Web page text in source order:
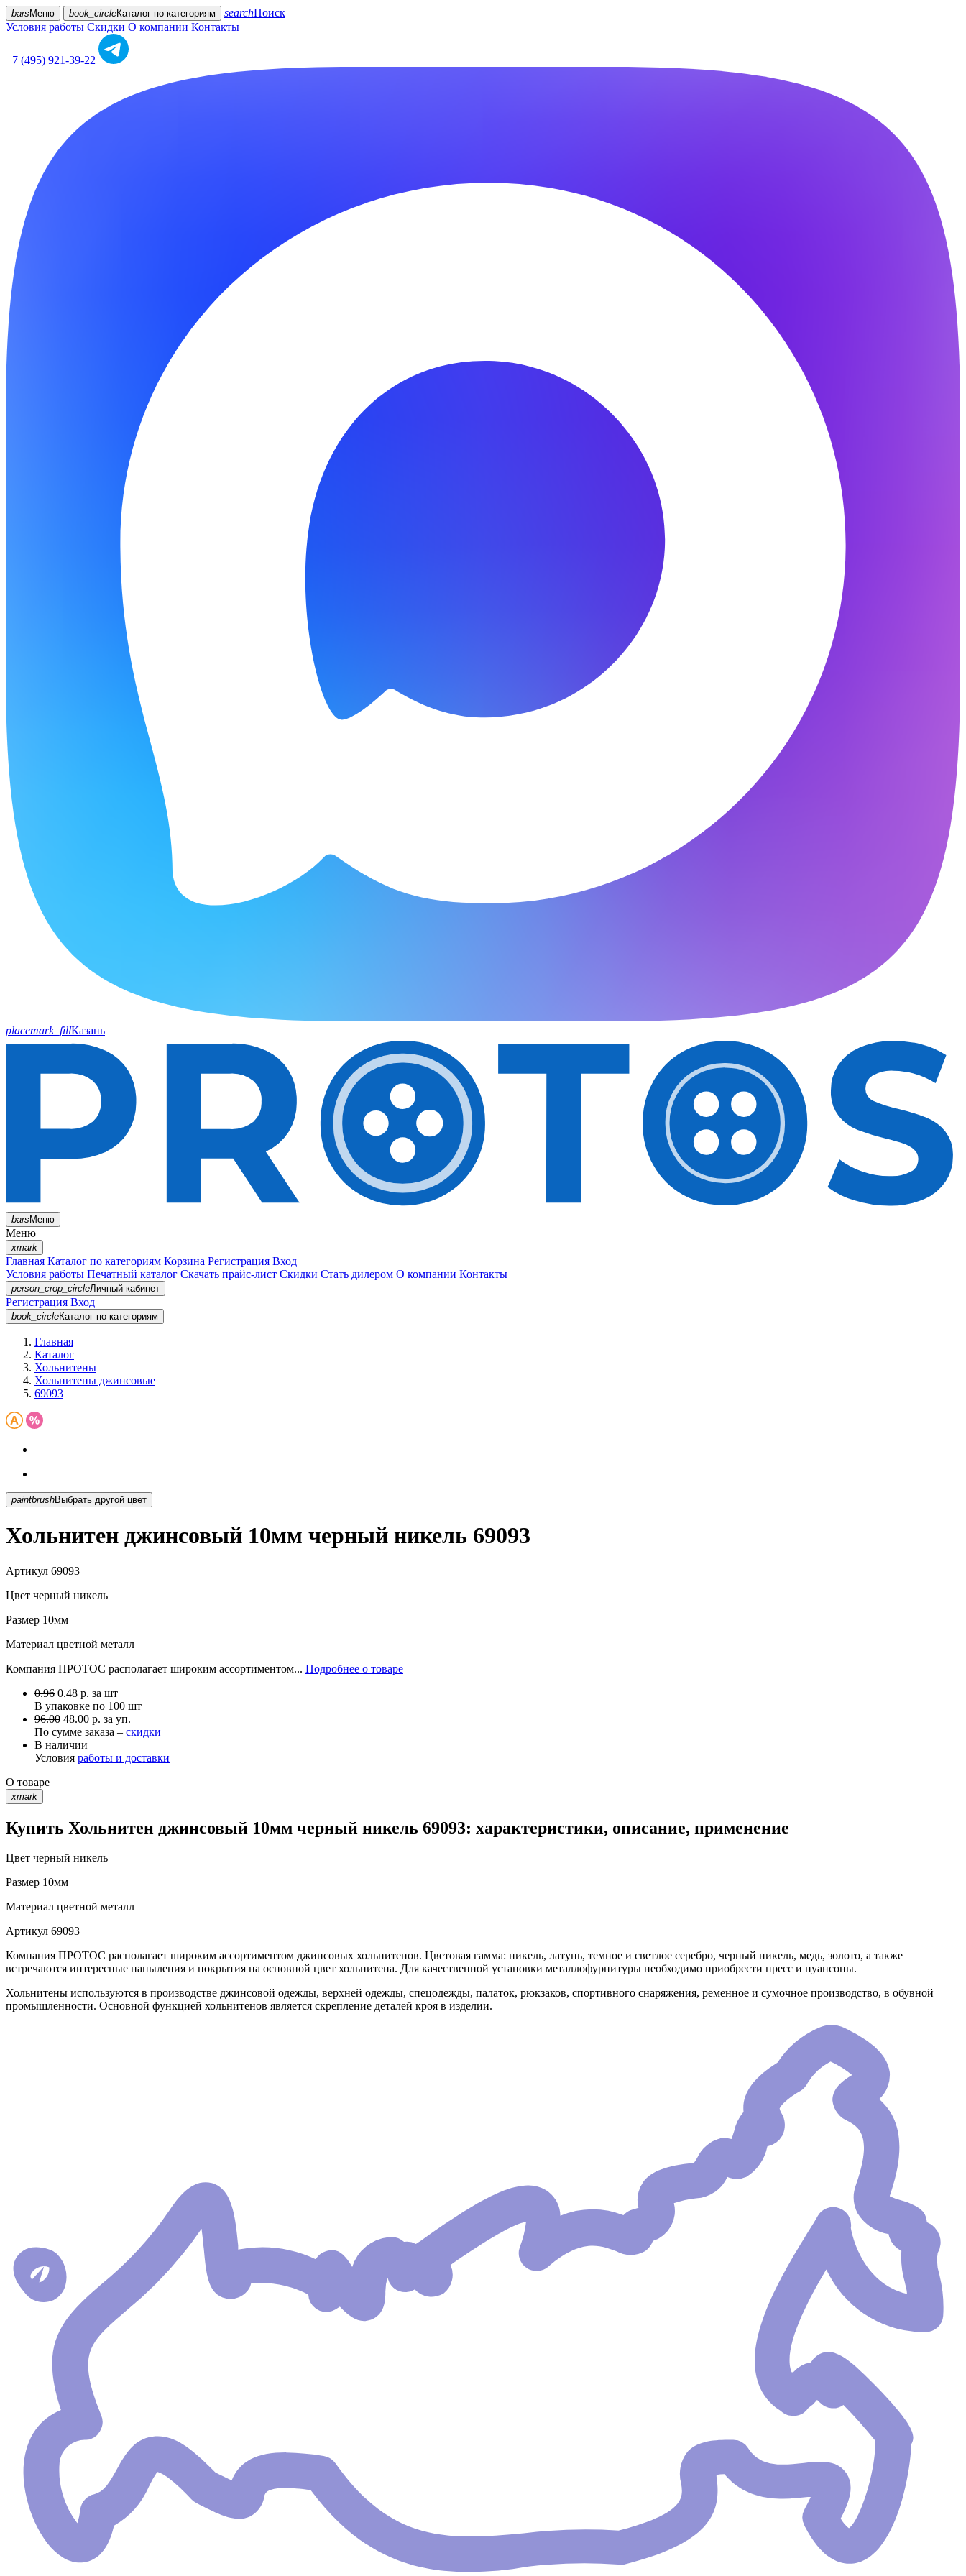
bars Меню book_circleКаталог по категориям searchПоиск
Условия работы Скидки О компании Контакты
+7 (495) 921-39-22
placemark_fillКазань
barsМеню
Меню
xmark
Главная Каталог по категориям Корзина Регистрация Вход
Условия работы Печатный каталог Скачать прайс-лист Скидки Стать дилером О компании Контакты
person_crop_circleЛичный кабинет
Регистрация Вход
book_circleКаталог по категориям
Главная
Каталог
Хольнитены
Хольнитены джинсовые
69093
paintbrush Выбрать другой цвет
Хольнитен джинсовый 10мм черный никель 69093
Артикул 69093
Цвет черный никель
Размер 10мм
Материал цветной металл
Компания ПРОТОС располагает широким ассортиментом... Подробнее о товаре
0.96 0.48 р. за шт
В упаковке по 100 шт
96.00 48.00 р. за уп.
По сумме заказа – скидки
В наличии
Условия работы и доставки
О товаре
xmark
Купить Хольнитен джинсовый 10мм черный никель 69093: характеристики, описание, применение
Цвет черный никель
Размер 10мм
Материал цветной металл
Артикул 69093
Компания ПРОТОС располагает широким ассортиментом джинсовых хольнитенов. Цветовая гамма: никель, латунь, темное и светлое серебро, черный никель, медь, золото, а также
встречаются интересные напыления и покрытия на основной цвет хольнитена. Для качественной установки металлофурнитуры необходимо приобрести пресс и пуансоны.
Хольнитены используются в производстве джинсовой одежды, верхней одежды, спецодежды, палаток, рюкзаков, спортивного снаряжения, ременное и сумочное производство, в обувной
промышленности. Основной функцией хольнитенов является скрепление деталей кроя в изделии.